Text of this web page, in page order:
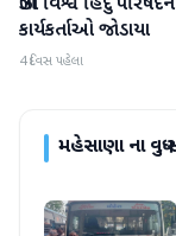
ઊંઝા વિશ્વ હિંદુ
કાર્યકર્તાઓ જોડાયા
4 દિવસ પહેલા
મહેસાણાના વધુ